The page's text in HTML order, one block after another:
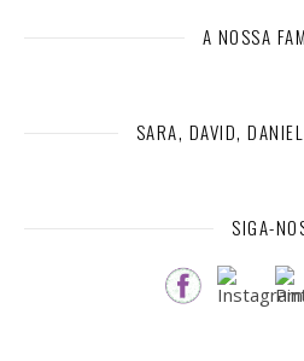
A NOSSA
SARA, DAVID,
SIGA-